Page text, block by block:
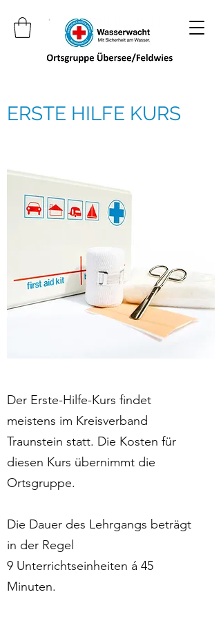
ERSTE HILFE KURS
Der Erste-Hilfe-Kurs findet
meistens im Kreisverband
Traunstein statt. Die Kosten für
diesen Kurs übernimmt die
Ortsgruppe.
Die Dauer des Lehrgangs beträgt
in der Regel
9 Unterrichtseinheiten á 45
Minuten.